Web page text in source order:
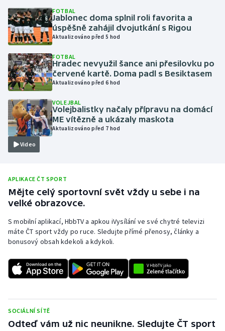
Lyže a snowboard
Moderní pětiboj
Motorsport
Olympijské hry
Parasport
Plavání
Plážový volejbal
Ragby
Rychlobruslení
Rychlostní kanoistika
Short track
Stolní tenis
FOTBAL
Jablonec doma splnil roli favorita a
úspěšně zahájil dvojutkání s Rigou
Aktualizováno před 5 hod
FOTBAL
Hradec nevyužil šance ani přesilovku po
červené kartě. Doma padl s Besiktasem
Aktualizováno před 6 hod
Video
VOLEJBAL
Volejbalistky načaly přípravu na domácí
ME vítězně a ukázaly maskota
Aktualizováno před 7 hod
APLIKACE ČT SPORT
Mějte celý sportovní svět vždy u sebe i na
velké obrazovce.
S mobilní aplikací, HbbTV a apkou iVysílání ve své chytré televizi
máte ČT sport vždy po ruce. Sledujte přímé přenosy, články a
bonusový obsah kdekoli a kdykoli.
SOCIÁLNÍ SÍTĚ
Odteď vám už nic neunikne. Sledujte ČT sport